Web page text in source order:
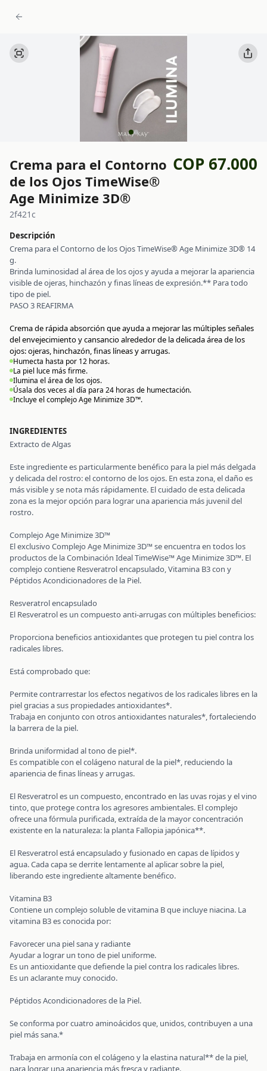
Crema para el Contorno
de los Ojos TimeWise®
Age Minimize 3D®
COP 67.000
2f421c
Descripción
Crema para el Contorno de los Ojos TimeWise® Age Minimize 3D® 14
g.
Brinda luminosidad al área de los ojos y ayuda a mejorar la apariencia
visible de ojeras, hinchazón y finas líneas de expresión.** Para todo
tipo de piel.
PASO 3 REAFIRMA
Crema de rápida absorción que ayuda a mejorar las múltiples señales
del envejecimiento y cansancio alrededor de la delicada área de los
ojos: ojeras, hinchazón, finas líneas y arrugas.
Humecta hasta por 12 horas.
La piel luce más firme.
Ilumina el área de los ojos.
Úsala dos veces al día para 24 horas de humectación.
Incluye el complejo Age Minimize 3D™.
INGREDIENTES
Extracto de Algas
Este ingrediente es particularmente benéfico para la piel más delgada
y delicada del rostro: el contorno de los ojos. En esta zona, el daño es
más visible y se nota más rápidamente. El cuidado de esta delicada
zona es la mejor opción para lograr una apariencia más juvenil del
rostro.
Complejo Age Minimize 3D™
El exclusivo Complejo Age Minimize 3D™ se encuentra en todos los
productos de la Combinación Ideal TimeWise™ Age Minimize 3D™. El
complejo contiene Resveratrol encapsulado, Vitamina B3 con y
Péptidos Acondicionadores de la Piel.
Resveratrol encapsulado
El Resveratrol es un compuesto anti-arrugas con múltiples beneficios:
Proporciona beneficios antioxidantes que protegen tu piel contra los
radicales libres.
Está comprobado que:
Permite contrarrestar los efectos negativos de los radicales libres en la
piel gracias a sus propiedades antioxidantes*.
Trabaja en conjunto con otros antioxidantes naturales*, fortaleciendo
la barrera de la piel.
Brinda uniformidad al tono de piel*.
Es compatible con el colágeno natural de la piel*, reduciendo la
apariencia de finas líneas y arrugas.
El Resveratrol es un compuesto, encontrado en las uvas rojas y el vino
tinto, que protege contra los agresores ambientales. El complejo
ofrece una fórmula purificada, extraída de la mayor concentración
existente en la naturaleza: la planta Fallopia japónica**.
El Resveratrol está encapsulado y fusionado en capas de lípidos y
agua. Cada capa se derrite lentamente al aplicar sobre la piel,
liberando este ingrediente altamente benéfico.
Vitamina B3
Contiene un complejo soluble de vitamina B que incluye niacina. La
vitamina B3 es conocida por:
Favorecer una piel sana y radiante
Ayudar a lograr un tono de piel uniforme.
Es un antioxidante que defiende la piel contra los radicales libres.
Es un aclarante muy conocido.
Péptidos Acondicionadores de la Piel.
Se conforma por cuatro aminoácidos que, unidos, contribuyen a una
piel más sana.*
Trabaja en armonía con el colágeno y la elastina natural** de la piel,
para lograr una apariencia más fresca y radiante.